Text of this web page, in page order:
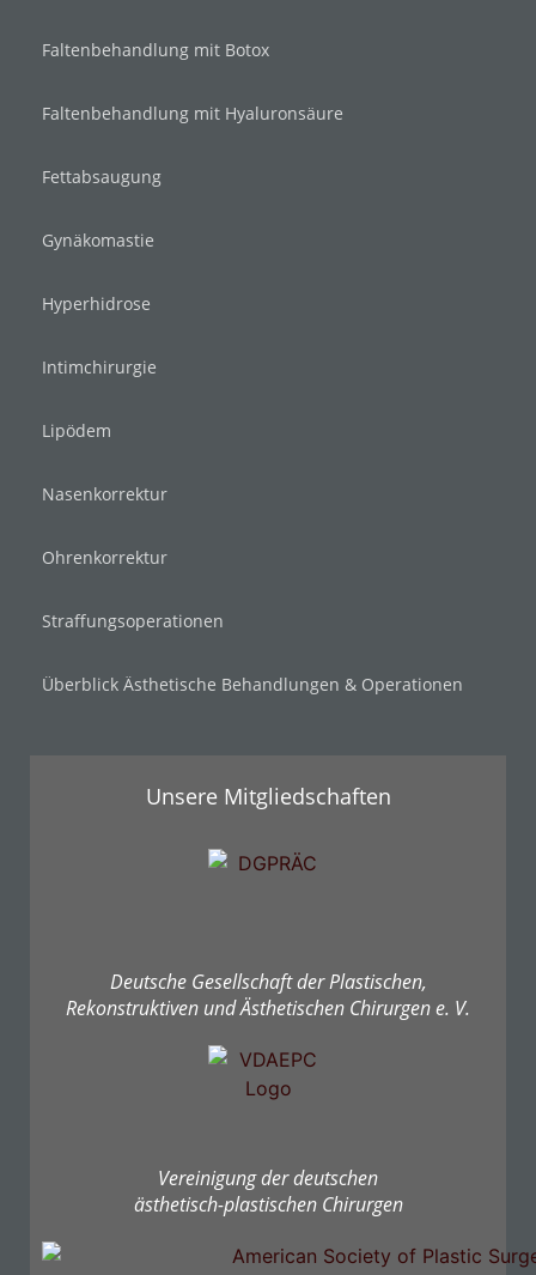
Faltenbehandlung mit Botox
Faltenbehandlung mit Hyaluronsäure
Fettabsaugung
Gynäkomastie
Hyperhidrose
Intimchirurgie
Lipödem
Nasenkorrektur
Ohrenkorrektur
Straffungsoperationen
Überblick Ästhetische Behandlungen & Operationen
Unsere Mitgliedschaften
Deutsche Gesellschaft der Plastischen,
Rekonstruktiven und Ästhetischen Chirurgen e. V.
Vereinigung der deutschen
ästhetisch-plastischen Chirurgen